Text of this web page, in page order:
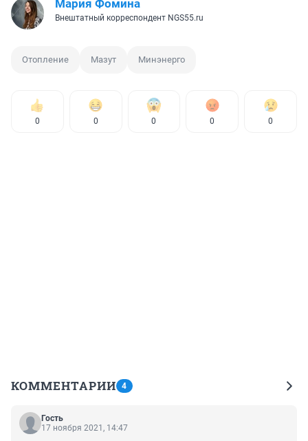
Мария Фомина
Внештатный корреспондент NGS55.ru
Отопление Мазут Минэнерго
0 0 0 0 0
КОММЕНТАРИИ 4
Гость
17 ноября 2021, 14:47